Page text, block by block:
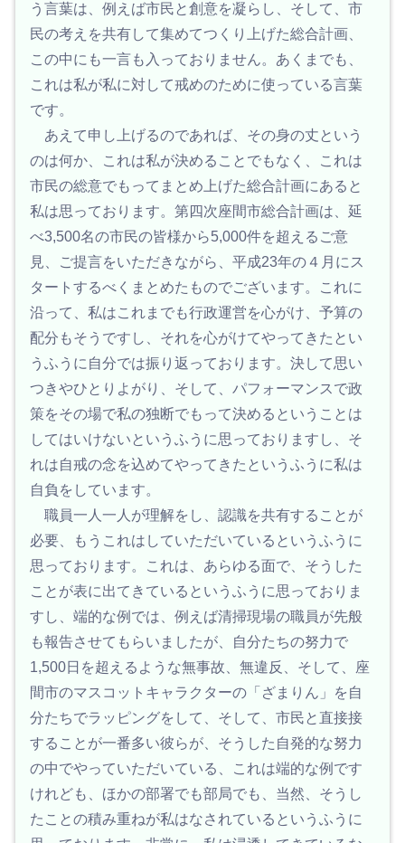
う言葉は、例えば市民と創意を凝らし、そして、市
民の考えを共有して集めてつくり上げた総合計画、
この中にも一言も入っておりません。あくまでも、
これは私が私に対して戒めのために使っている言葉
です。
あえて申し上げるのであれば、その身の丈という
のは何か、これは私が決めることでもなく、これは
市民の総意でもってまとめ上げた総合計画にあると
私は思っております。第四次座間市総合計画は、延
べ3,500名の市民の皆様から5,000件を超えるご意
見、ご提言をいただきながら、平成23年の４月にス
タートするべくまとめたものでございます。これに
沿って、私はこれまでも行政運営を心がけ、予算の
配分もそうですし、それを心がけてやってきたとい
うふうに自分では振り返っております。決して思い
つきやひとりよがり、そして、パフォーマンスで政
策をその場で私の独断でもって決めるということは
してはいけないというふうに思っておりますし、そ
れは自戒の念を込めてやってきたというふうに私は
自負をしています。
職員一人一人が理解をし、認識を共有することが
必要、もうこれはしていただいているというふうに
思っております。これは、あらゆる面で、そうした
ことが表に出てきているというふうに思っておりま
すし、端的な例では、例えば清掃現場の職員が先般
も報告させてもらいましたが、自分たちの努力で
1,500日を超えるような無事故、無違反、そして、座
間市のマスコットキャラクターの「ざまりん」を自
分たちでラッピングをして、そして、市民と直接接
することが一番多い彼らが、そうした自発的な努力
の中でやっていただいている、これは端的な例です
けれども、ほかの部署でも部局でも、当然、そうし
たことの積み重ねが私はなされているというふうに